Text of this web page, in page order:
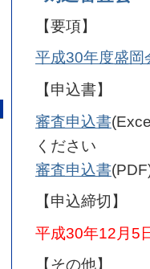
【要項】
平成30年度盛岡
【申込書】
審査申込書
ください
審査申込書
【申込締切】
平成30年12月5
【その他】